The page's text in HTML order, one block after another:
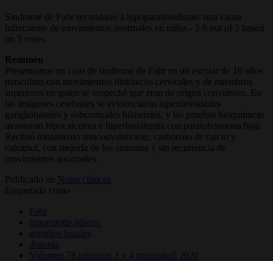
Síndrome de Fahr secundario a hipoparatiroidismo: una causa
infrecuente de movimientos anormales en niños - 2.6 out of 5 based
on
5 votes
Resumen
Presentamos un caso de síndrome de Fahr en un escolar de 10 años
masculino con movimientos distónicos cervicales y de miembros
superiores en quien se sospechó que eran de origen convulsivo. En
las imágenes cerebrales se evidenciaron hiperdensidades
gangliobasales y subcorticales bilaterales, y las pruebas bioquímicas
mostraron hipocalcemia e hiperfosfatemia con paratohormona baja.
Recibió tratamiento anticonvulsivante, carbonato de calcio y
calcitriol, con mejoría de los síntomas y sin recurrencia de
movimientos anormales.
Publicado en
Notas clínicas
Etiquetado como
Fahr
hipoparatiroidismo
ganglios basales
distonía
Volumen 78 números 3 y 4 marzoabril 2020